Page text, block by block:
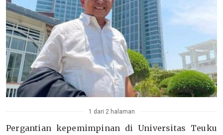
1 dari 2 halaman
Pergantian kepemimpinan di Universitas Teuku